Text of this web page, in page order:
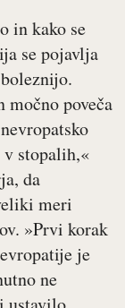
in kako se
se pojavlja
močno poveča
stopalih,«
da
meri
»Prvi korak
je
ne